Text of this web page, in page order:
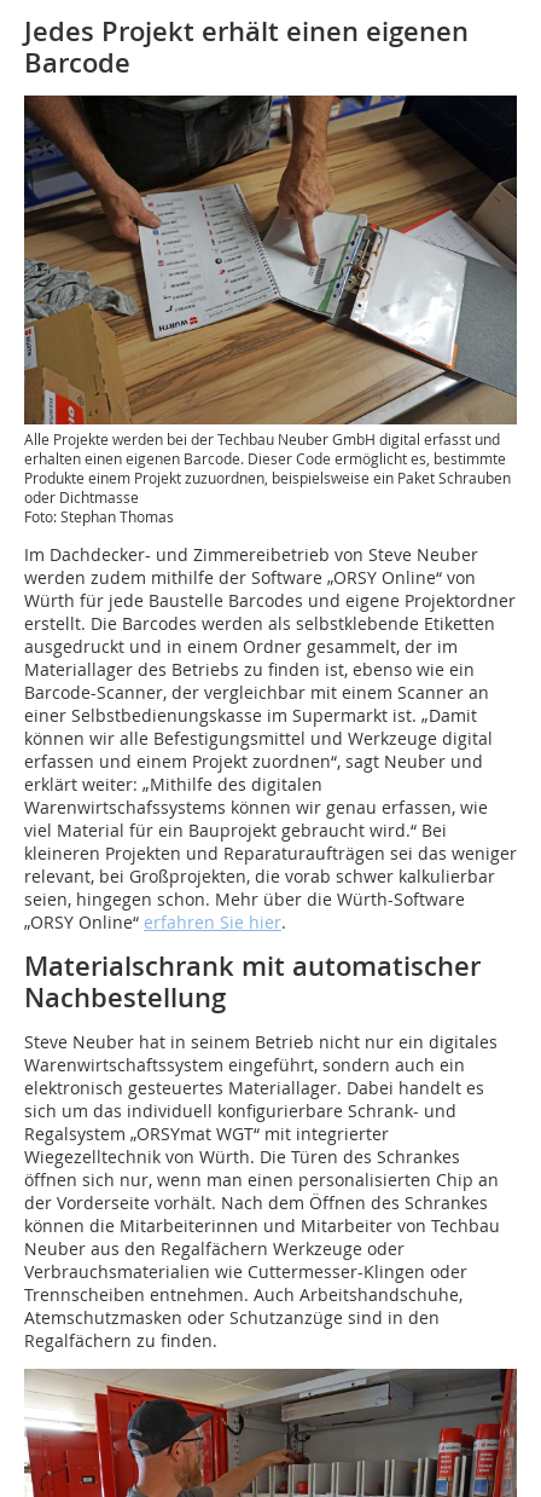
Jedes Projekt erhält einen eigenen
Barcode
Alle Projekte werden bei der Techbau Neuber GmbH digital erfasst und
erhalten einen eigenen Barcode. Dieser Code ermöglicht es, bestimmte
Produkte einem Projekt zuzuordnen, beispielsweise ein Paket Schrauben
oder Dichtmasse
Foto: Stephan Thomas
Im Dachdecker- und Zimmereibetrieb von Steve Neuber
werden zudem mithilfe der Software „ORSY Online“ von
Würth für jede Baustelle Barcodes und eigene Projektordner
erstellt. Die Barcodes werden als selbstklebende Etiketten
ausgedruckt und in einem Ordner gesammelt, der im
Materiallager des Betriebs zu finden ist, ebenso wie ein
Barcode-Scanner, der vergleichbar mit einem Scanner an
einer Selbstbedienungskasse im Supermarkt ist. „Damit
können wir alle Befestigungsmittel und Werkzeuge digital
erfassen und einem Projekt zuordnen“, sagt Neuber und
erklärt weiter: „Mithilfe des digitalen
Warenwirtschafssystems können wir genau erfassen, wie
viel Material für ein Bauprojekt gebraucht wird.“ Bei
kleineren Projekten und Reparaturaufträgen sei das weniger
relevant, bei Großprojekten, die vorab schwer kalkulierbar
seien, hingegen schon. Mehr über die Würth-Software
„ORSY Online“ erfahren Sie hier.
Materialschrank mit automatischer
Nachbestellung
Steve Neuber hat in seinem Betrieb nicht nur ein digitales
Warenwirtschaftssystem eingeführt, sondern auch ein
elektronisch gesteuertes Materiallager. Dabei handelt es
sich um das individuell konfigurierbare Schrank- und
Regalsystem „ORSYmat WGT“ mit integrierter
Wiegezelltechnik von Würth. Die Türen des Schrankes
öffnen sich nur, wenn man einen personalisierten Chip an
der Vorderseite vorhält. Nach dem Öffnen des Schrankes
können die Mitarbeiterinnen und Mitarbeiter von Techbau
Neuber aus den Regalfächern Werkzeuge oder
Verbrauchsmaterialien wie Cuttermesser-Klingen oder
Trennscheiben entnehmen. Auch Arbeitshandschuhe,
Atemschutzmasken oder Schutzanzüge sind in den
Regalfächern zu finden.